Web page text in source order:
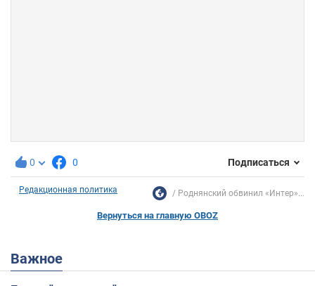
0 0 Подписаться
Редакционная политика Роднянский обвинил «Интер»...
Вернуться на главную OBOZ
Важное